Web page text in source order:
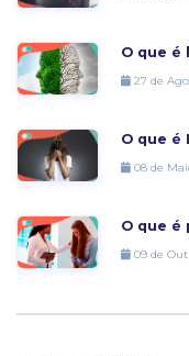
O que é
27 de
O que é
08 de
O que é
09 de